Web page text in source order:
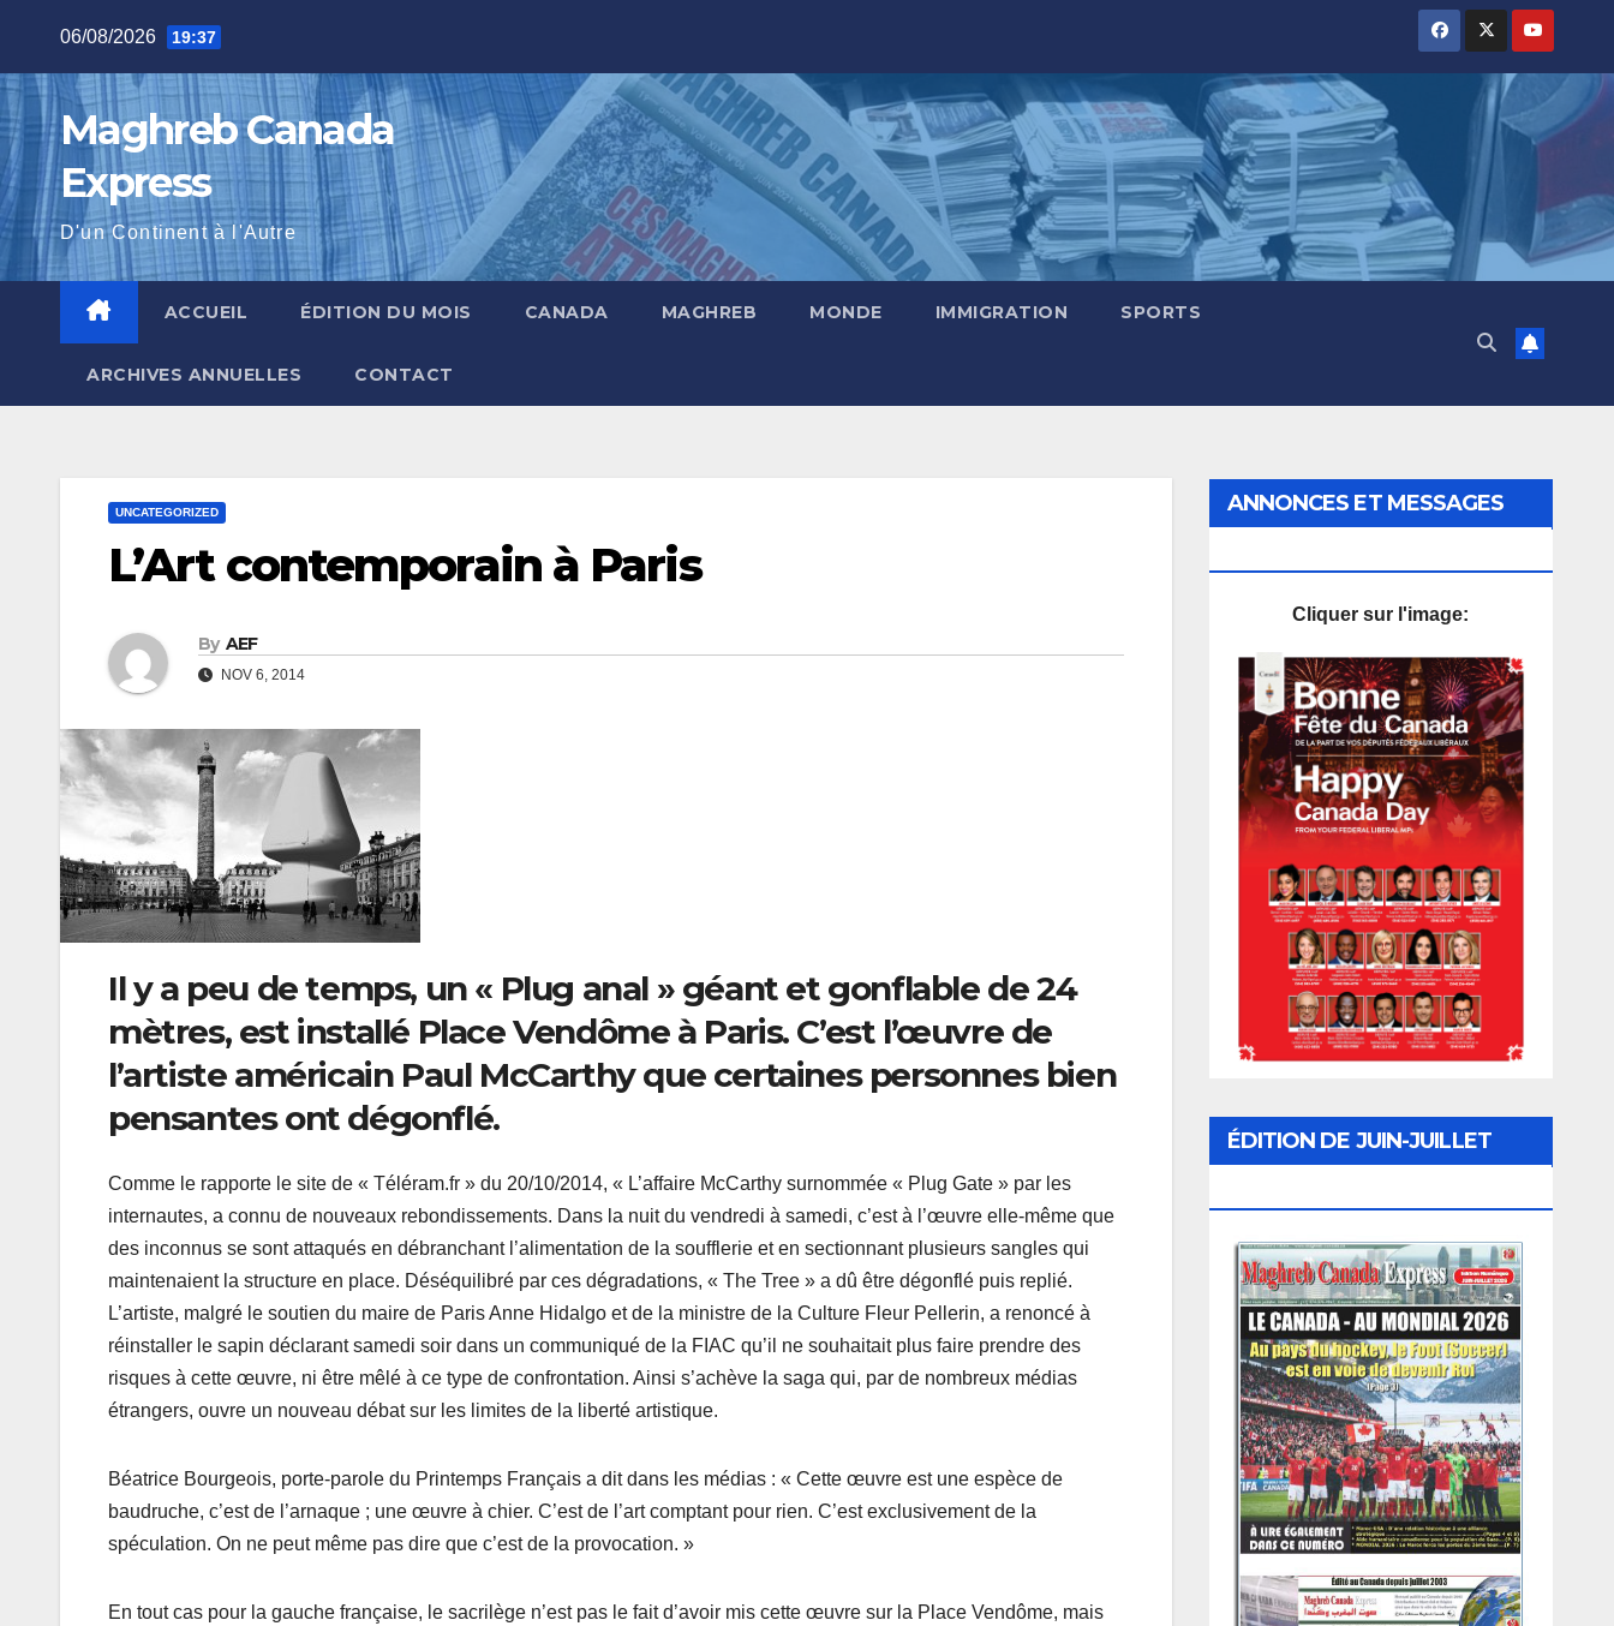
content
06/08/2026 19:37
Maghreb Canada
Express
D'un Continent à l'Autre
ACCUEIL ÉDITION DU MOIS CANADA MAGHREB MONDE IMMIGRATION SPORTS
ARCHIVES ANNUELLES CONTACT
UNCATEGORIZED
L’Art contemporain à Paris
By AEF
NOV 6, 2014
Il y a peu de temps, un « Plug anal » géant et gonflable de 24
mètres, est installé Place Vendôme à Paris. C’est l’œuvre de
l’artiste américain Paul McCarthy que certaines personnes bien
pensantes ont dégonflé.
Comme le rapporte le site de « Téléram.fr » du 20/10/2014, « L’affaire McCarthy surnommée « Plug Gate » par les
internautes, a connu de nouveaux rebondissements. Dans la nuit du vendredi à samedi, c’est à l’œuvre elle-même que
des inconnus se sont attaqués en débranchant l’alimentation de la soufflerie et en sectionnant plusieurs sangles qui
maintenaient la structure en place. Déséquilibré par ces dégradations, « The Tree » a dû être dégonflé puis replié.
L’artiste, malgré le soutien du maire de Paris Anne Hidalgo et de la ministre de la Culture Fleur Pellerin, a renoncé à
réinstaller le sapin déclarant samedi soir dans un communiqué de la FIAC qu’il ne souhaitait plus faire prendre des
risques à cette œuvre, ni être mêlé à ce type de confrontation. Ainsi s’achève la saga qui, par de nombreux médias
étrangers, ouvre un nouveau débat sur les limites de la liberté artistique.
Béatrice Bourgeois, porte-parole du Printemps Français a dit dans les médias : « Cette œuvre est une espèce de
baudruche, c’est de l’arnaque ; une œuvre à chier. C’est de l’art comptant pour rien. C’est exclusivement de la
spéculation. On ne peut même pas dire que c’est de la provocation. »
En tout cas pour la gauche française, le sacrilège n’est pas le fait d’avoir mis cette œuvre sur la Place Vendôme, mais
ANNONCES ET MESSAGES
Cliquer sur l'image:
ÉDITION DE JUIN-JUILLET